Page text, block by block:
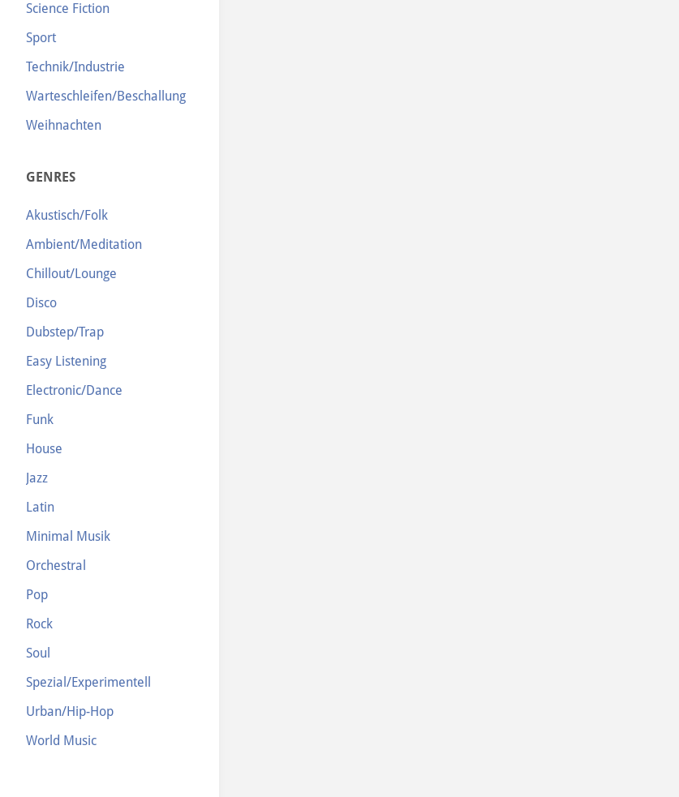
Science Fiction
Sport
Technik/Industrie
Warteschleifen/Beschallung
Weihnachten
GENRES
Akustisch/Folk
Ambient/Meditation
Chillout/Lounge
Disco
Dubstep/Trap
Easy Listening
Electronic/Dance
Funk
House
Jazz
Latin
Minimal Musik
Orchestral
Pop
Rock
Soul
Spezial/Experimentell
Urban/Hip-Hop
World Music